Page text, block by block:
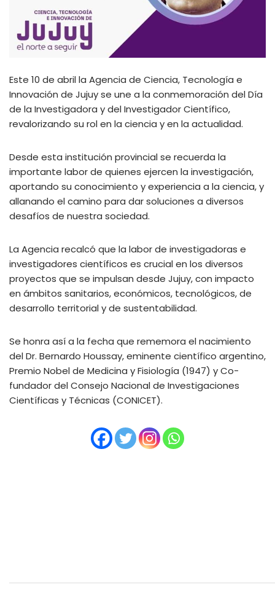
Este 10 de abril la Agencia de Ciencia, Tecnología e
Innovación de Jujuy se une a la conmemoración del Día
de la Investigadora y del Investigador Científico,
revalorizando su rol en la ciencia y en la actualidad.
Desde esta institución provincial se recuerda la
importante labor de quienes ejercen la investigación,
aportando su conocimiento y experiencia a la ciencia, y
allanando el camino para dar soluciones a diversos
desafíos de nuestra sociedad.
La Agencia recalcó que la labor de investigadoras e
investigadores científicos es crucial en los diversos
proyectos que se impulsan desde Jujuy, con impacto
en ámbitos sanitarios, económicos, tecnológicos, de
desarrollo territorial y de sustentabilidad.
Se honra así a la fecha que rememora el nacimiento
del Dr. Bernardo Houssay, eminente científico argentino,
Premio Nobel de Medicina y Fisiología (1947) y Co-
fundador del Consejo Nacional de Investigaciones
Científicas y Técnicas (CONICET).